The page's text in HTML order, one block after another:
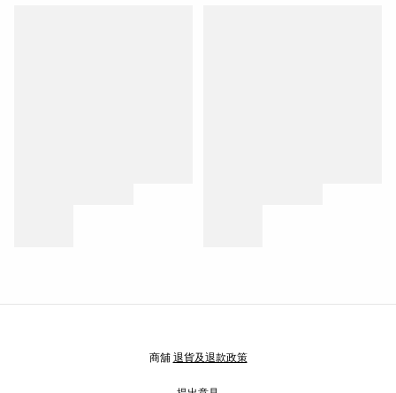
商舖 退貨及退款政策